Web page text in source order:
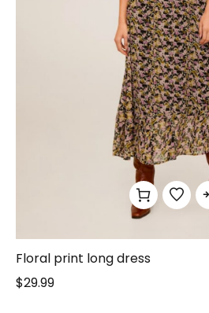
Floral print long dress
$29.99